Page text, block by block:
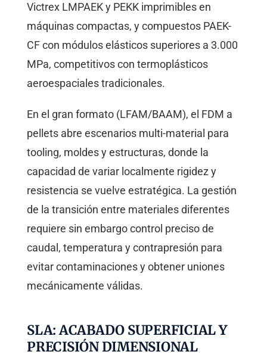
Victrex LMPAEK y PEKK imprimibles en
máquinas compactas, y compuestos PAEK-
CF con módulos elásticos superiores a 3.000
MPa, competitivos con termoplásticos
aeroespaciales tradicionales.
En el gran formato (LFAM/BAAM), el FDM a
pellets abre escenarios multi-material para
tooling, moldes y estructuras, donde la
capacidad de variar localmente rigidez y
resistencia se vuelve estratégica. La gestión
de la transición entre materiales diferentes
requiere sin embargo control preciso de
caudal, temperatura y contrapresión para
evitar contaminaciones y obtener uniones
mecánicamente válidas.
SLA: ACABADO SUPERFICIAL Y
PRECISIÓN DIMENSIONAL